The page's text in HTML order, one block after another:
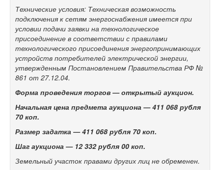
Технические условия: Техническая возможность
подключения к сетям энергоснабжения имеется при
условии подачи заявки на технологическое
присоединение в соответствии с правилами
технологического присоединения энергопринимающих
устройств потребителей электрической энергии,
утвержденным Постановлением Правительства РФ №
861 от 27.12.04.
Форма проведения торгов — открытый аукцион.
Начальная цена предмета аукциона —411 068 рубля
70 коп.
Размер задатка —411 068 рубля 70 коп.
Шаг аукциона — 12 332 рубля 00 коп.
Земельный участок правами других лиц не обременен.